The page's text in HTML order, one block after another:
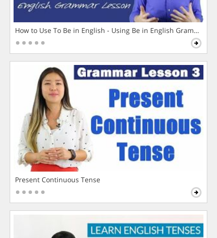
How to Use To Be in English - Using Be in English Grammar
Present Continuous Tense